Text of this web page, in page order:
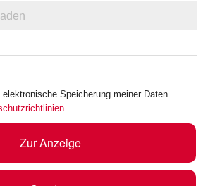
Speicherung meiner Daten
Zur Anzeige